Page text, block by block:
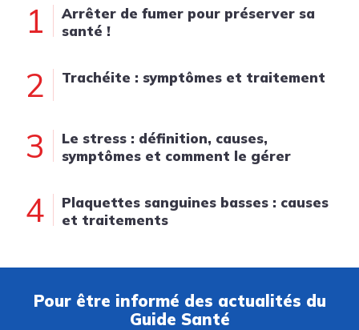
1
Arrêter de fumer pour préserver sa
santé !
2 Trachéite : symptômes et traitement
3
Le stress : définition, causes,
symptômes et comment le gérer
4
Plaquettes sanguines basses : causes
et traitements
Pour être informé des actualités du
Guide Santé